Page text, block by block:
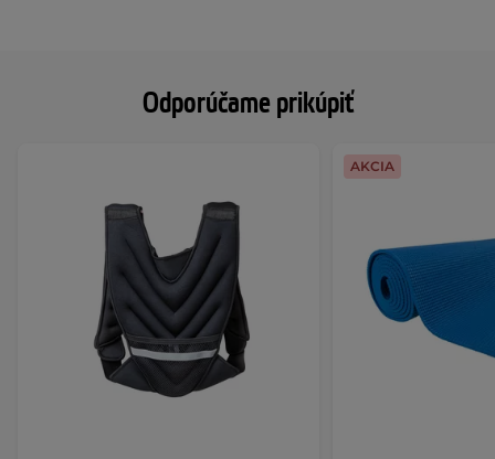
Odporúčame prikúpiť
AKCIA